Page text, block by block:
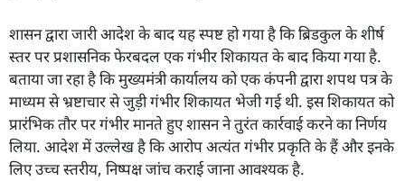
शासन द्वारा जारी आदेश के बाद यह स्पष्ट हो गया है कि ब्रिडकुल के शीर्ष
स्तर पर प्रशासनिक फेरबदल एक गंभीर शिकायत के बाद किया गया है.
बताया जा रहा है कि मुख्यमंत्री कार्यालय को एक कंपनी द्वारा शपथ पत्र के
माध्यम से भ्रष्टाचार से जुड़ी गंभीर शिकायत भेजी गई थी. इस शिकायत को
प्रारंभिक तौर पर गंभीर मानते हुए शासन ने तुरंत कार्रवाई करने का निर्णय
लिया. आदेश में उल्लेख है कि आरोप अत्यंत गंभीर प्रकृति के हैं और इनके
लिए उच्च स्तरीय, निष्पक्ष जांच कराई जाना आवश्यक है.